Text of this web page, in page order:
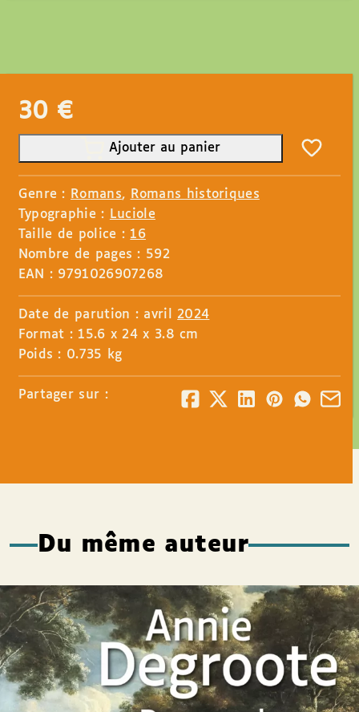
30 €
Ajouter au panier
Genre : Romans, Romans historiques
Typographie : Luciole
Taille de police : 16
Nombre de pages : 592
EAN : 9791026907268
Date de parution : avril 2024
Format : 15.6 x 24 x 3.8 cm
Poids : 0.735 kg
Partager sur :
Du même auteur